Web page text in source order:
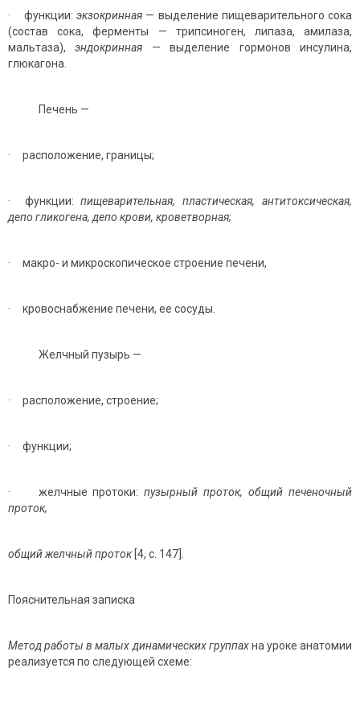
· функции:экзокринная — выделение пищеварительного сока
(состав сока, ферменты — трипсиноген, липаза, амилаза,
мальтаза),эндокринная — выделение гормонов инсулина,
глюкагона.
Печень —
· расположение, границы;
· функции:пищеварительная, пластическая, антитоксическая,
депо гликогена, депо крови, кроветворная;
· макро- и микроскопическое строение печени,
· кровоснабжение печени, ее сосуды.
Желчный пузырь —
· расположение, строение;
· функции;
· желчные протоки:пузырный проток, общий печеночный
проток,
общий желчный проток [4, с. 147]
Пояснительная записка
Метод работы в малых динамических группахна уроке анатомии
реализуется по следующей схеме: